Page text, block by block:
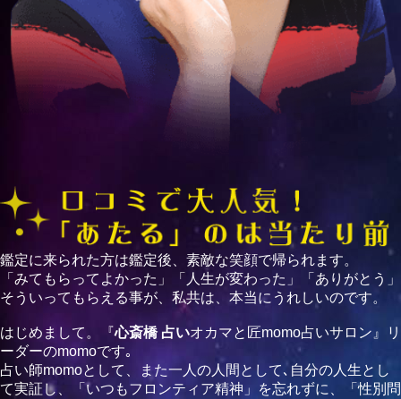
鑑定に来られた方は鑑定後、素敵な笑顔で帰られます。
「みてもらってよかった」「人生が変わった」「ありがとう」
そういってもらえる事が、私共は、本当にうれしいのです。
はじめまして。『心斎橋 占いオカマと匠momo占いサロン』リ
ーダーのmomoです｡
占い師momoとして、また一人の人間として､自分の人生とし
て実証し、「いつもフロンティア精神」を忘れずに、「性別問